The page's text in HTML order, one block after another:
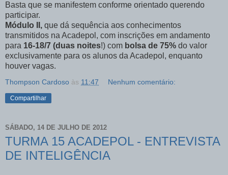
Basta que se manifestem conforme orientado querendo
participar.
Módulo II, que dá sequência aos conhecimentos
transmitidos na Acadepol, com inscrições em andamento
para 16-18/7 (duas noites!) com bolsa de 75% do valor
exclusivamente para os alunos da Acadepol, enquanto
houver vagas.
Thompson Cardoso às 11:47 Nenhum comentário:
Compartilhar
SÁBADO, 14 DE JULHO DE 2012
TURMA 15 ACADEPOL - ENTREVISTA
DE INTELIGÊNCIA